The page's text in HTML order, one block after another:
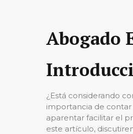
Abogado
¿Está considerando
importancia de
aparentar facilitar el
este artículo,